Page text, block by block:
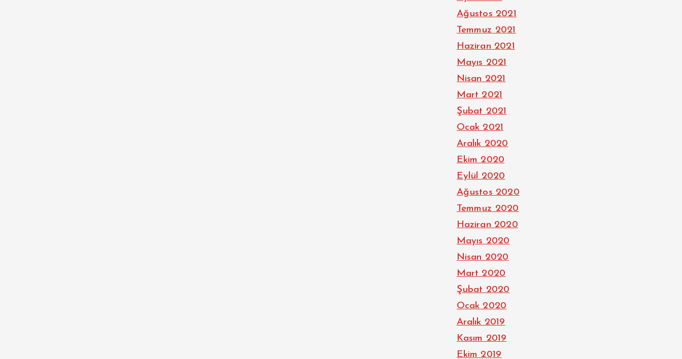
Ağustos 2021
Temmuz 2021
Haziran 2021
Mayıs 2021
Nisan 2021
Mart 2021
Şubat 2021
Ocak 2021
Aralık 2020
Ekim 2020
Eylül 2020
Ağustos 2020
Temmuz 2020
Haziran 2020
Mayıs 2020
Nisan 2020
Mart 2020
Şubat 2020
Ocak 2020
Aralık 2019
Kasım 2019
Ekim 2019